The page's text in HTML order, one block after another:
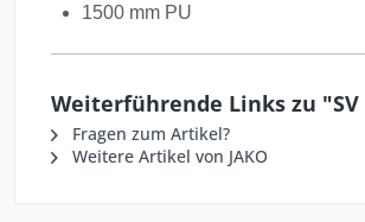
1500 mm PU
Weiterführende Links zu
Fragen zum Artikel?
Weitere Artikel von JAKO